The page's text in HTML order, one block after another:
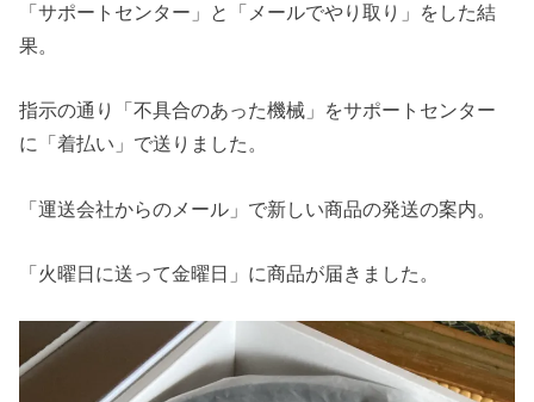
「サポートセンター」と「メールでやり取り」をした結
果。
指示の通り「不具合のあった機械」をサポートセンター
に「着払い」で送りました。
「運送会社からのメール」で新しい商品の発送の案内。
「火曜日に送って金曜日」に商品が届きました。